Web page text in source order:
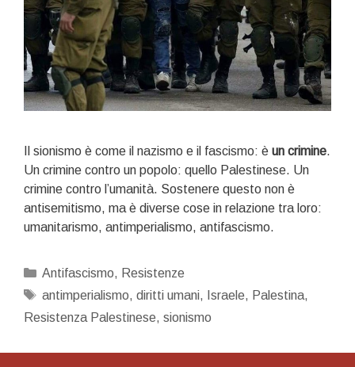
Il sionismo è come il nazismo e il fascismo: è un crimine.
Un crimine contro un popolo: quello Palestinese. Un
crimine contro l’umanità. Sostenere questo non è
antisemitismo, ma è diverse cose in relazione tra loro:
umanitarismo, antimperialismo, antifascismo.
Categorie
Antifascismo, Resistenze
Tag
antimperialismo, diritti umani, Israele, Palestina,
Resistenza Palestinese, sionismo